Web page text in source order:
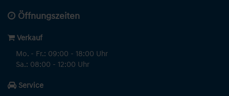
Öffnungszeiten
Verkauf
Mo. - Fr.: 09:00 - 18:00 Uhr
Sa.: 08:00 - 12:00 Uhr
Service